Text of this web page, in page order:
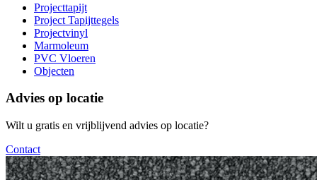
Projecttapijt
Project Tapijttegels
Projectvinyl
Marmoleum
PVC Vloeren
Objecten
Advies op locatie
Wilt u gratis en vrijblijvend advies op locatie?
Contact